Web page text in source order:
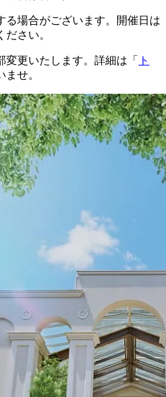
場合がございます。開催日は
ださい。
更いたします。詳細は「
ト
ませ。